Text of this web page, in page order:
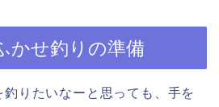
かせ釣りの準備
りたいなーと思っても、手を